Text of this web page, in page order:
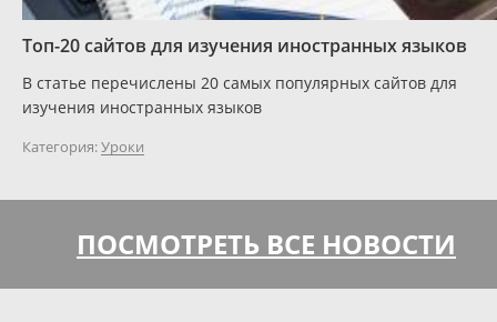
Топ-20 сайтов для изучения иностранных языков
В статье перечислены 20 самых популярных сайтов для
изучения иностранных языков
Категория:Уроки
ПОСМОТРЕТЬ ВСЕ НОВОСТИ